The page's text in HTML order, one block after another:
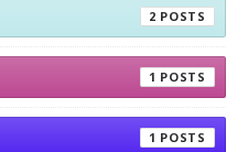
2
1
1